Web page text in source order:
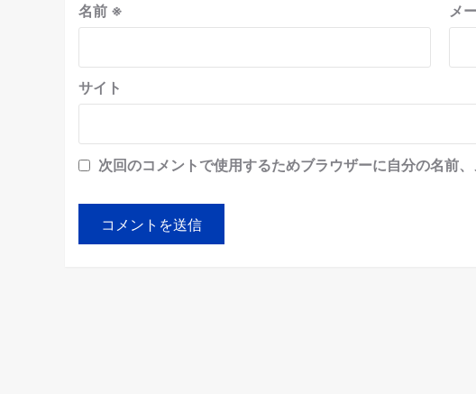
名前 ※ メ
サイト
次回のコメントで使用するためブラウザーに自分の名前